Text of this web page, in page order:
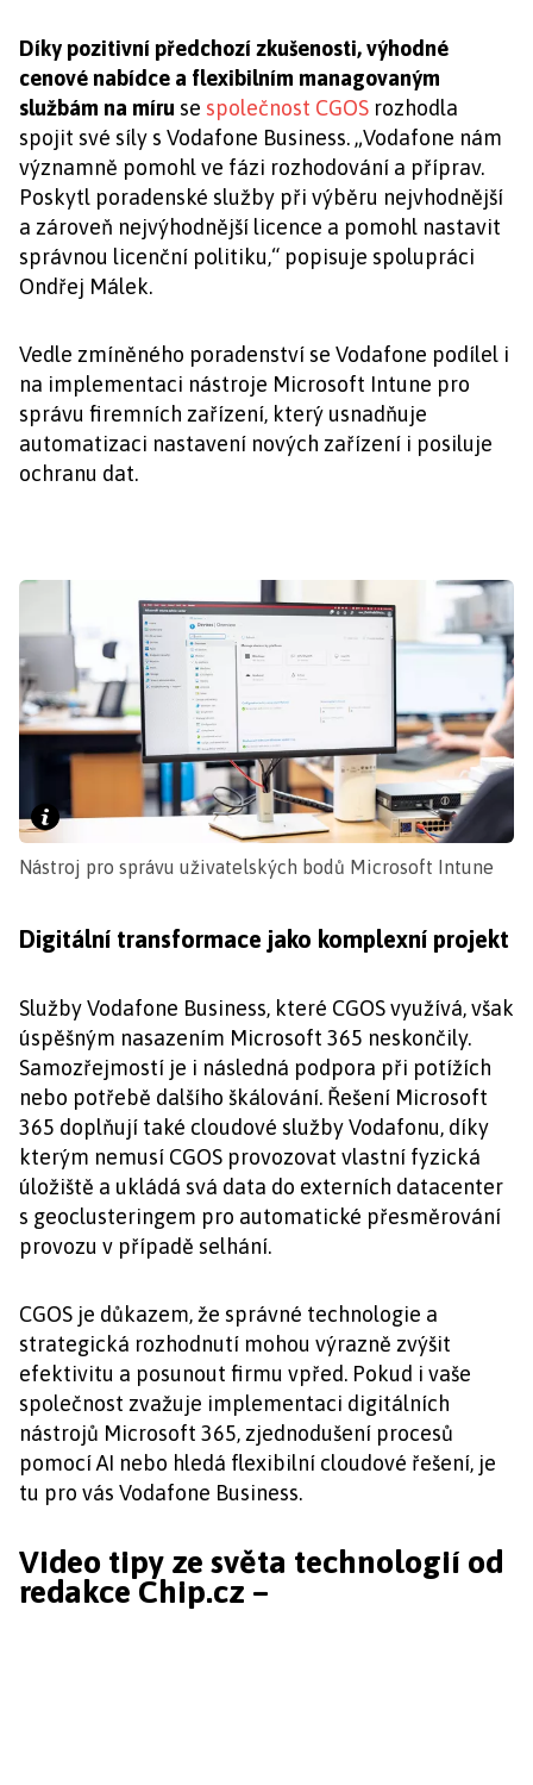
Díky pozitivní předchozí zkušenosti, výhodné
cenové nabídce a flexibilním managovaným
službám na míruse společnost CGOS rozhodla
spojit své síly s Vodafone Business. „Vodafone nám
významně pomohl ve fázi rozhodování a příprav.
Poskytl poradenské služby při výběru nejvhodnější
a zároveň nejvýhodnější licence a pomohl nastavit
správnou licenční politiku,“ popisuje spolupráci
Ondřej Málek.
Vedle zmíněného poradenství se Vodafone podílel i
na implementaci nástroje Microsoft Intune pro
správu firemních zařízení, který usnadňuje
automatizaci nastavení nových zařízení i posiluje
ochranu dat.
Nástroj pro správu uživatelských bodů Microsoft Intune
Digitální transformace jako komplexní projekt
Služby Vodafone Business, které CGOS využívá, však
úspěšným nasazením Microsoft 365 neskončily.
Samozřejmostí je i následná podpora při potížích
nebo potřebě dalšího škálování. Řešení Microsoft
365 doplňují také cloudové služby Vodafonu, díky
kterým nemusí CGOS provozovat vlastní fyzická
úložiště a ukládá svá data do externích datacenter
s geoclusteringem pro automatické přesměrování
provozu v případě selhání.
CGOS je důkazem, že správné technologie a
strategická rozhodnutí mohou výrazně zvýšit
efektivitu a posunout firmu vpřed. Pokud i vaše
společnost zvažuje implementaci digitálních
nástrojů Microsoft 365, zjednodušení procesů
pomocí AI nebo hledá flexibilní cloudové řešení, je
tu pro vás Vodafone Business.
Video tipy ze světa technologií od
redakce Chip.cz –